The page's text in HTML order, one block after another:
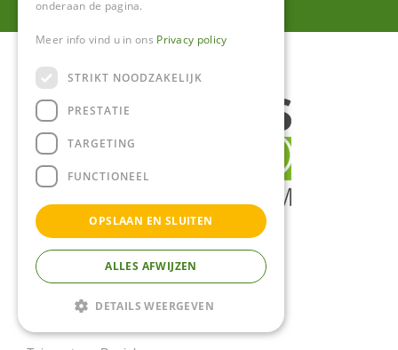
onderaan de pagina.
Meer info vind u in ons Privacy policy
STRIKT NOODZAKELIJK
PRESTATIE
TARGETING
FUNCTIONEEL
OPSLAAN EN SLUITEN
ALLES AFWIJZEN
DETAILS WEERGEVEN